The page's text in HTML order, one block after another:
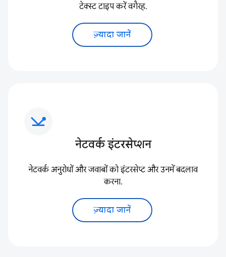
टेक्स्ट टाइप करें वगैरह.
ज़्यादा जानें
network_ping
नेटवर्क इंटरसेप्शन
नेटवर्क अनुरोधों और जवाबों को इंटरसेप्ट और उनमें बदलाव
करना.
ज़्यादा जानें